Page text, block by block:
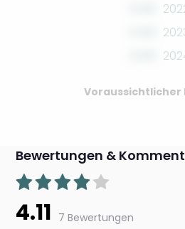
Voraussichtlicher
Bewertungen &
4.11 7 Bewertungen